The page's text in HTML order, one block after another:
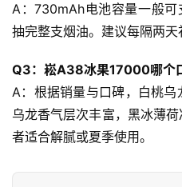
A：730mAh电池容量一般
抽完整支烟油。建议每隔两天
Q3：崧A38冰果17000哪个
A：根据销量与口碑，白桃
乌龙香气层次丰富，黑冰薄
者适合解腻或夏季使用。